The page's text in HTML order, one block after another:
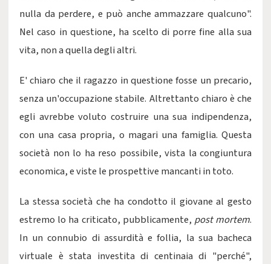
nulla da perdere, e può anche ammazzare qualcuno".
Nel caso in questione, ha scelto di porre fine alla sua
vita, non a quella degli altri.
E' chiaro che il ragazzo in questione fosse un precario,
senza un'occupazione stabile. Altrettanto chiaro è che
egli avrebbe voluto costruire una sua indipendenza,
con una casa propria, o magari una famiglia. Questa
società non lo ha reso possibile, vista la congiuntura
economica, e viste le prospettive mancanti in toto.
La stessa società che ha condotto il giovane al gesto
estremo lo ha criticato, pubblicamente, post mortem.
In un connubio di assurdità e follia, la sua bacheca
virtuale è stata investita di centinaia di "perché",